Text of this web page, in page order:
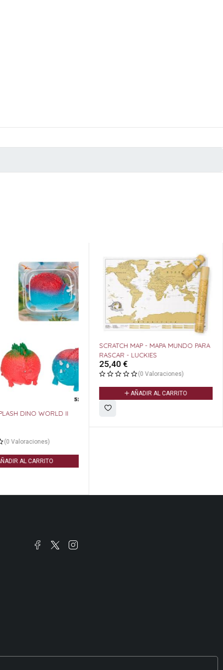
DINO WORLD II
(0 Valoraciones)
AL CARRITO
SCRATCH MAP - MAPA MUNDO PARA
RASCAR - LUCKIES
25,40€
(0 Valoraciones)
AÑADIR AL CARRITO